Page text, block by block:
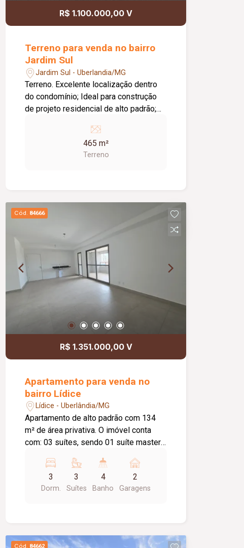
R$ 1.100.000,00 V
Terreno para venda no bairro
Jardim Sul
Jardim Sul - Uberlandia/MG
Terreno. Excelente localização dentro
do condomínio; Ideal para construção
de projeto residencial de alto padrão;
construir a casa dos seus sonhos.
465 m²
Terreno
Cód. 84666
R$ 1.351.000,00 V
Apartamento para venda no
bairro Lídice
Lídice - Uberlândia/MG
Apartamento de alto padrão com 134
m² de área privativa. O imóvel conta
com: 03 suítes, sendo 01 suíte master
ambientes; Lavabo; Varanda gourmet
ampla com bancada e vista livre;
Cozinha ampla e integrada; Hall de
condomínio oferece: Lobby de entrada
3
Dorm.
3
Suítes
4
Banho
2
Garagens
Cód. 84662